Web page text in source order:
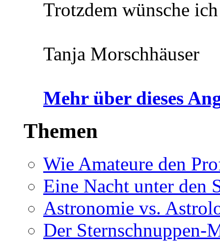
Trotzdem wünsche
Tanja Morschhäuser
Mehr über dieses
Themen
Wie Amateure den
Eine Nacht unter den
Astronomie vs.
Der Sternschnuppen-